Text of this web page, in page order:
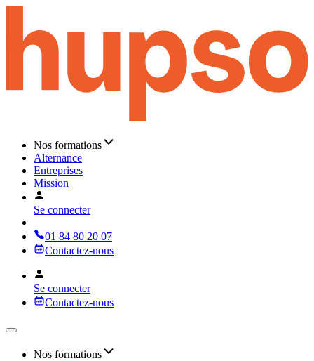
Nos formations
Alternance
Entreprises
Mission
Se connecter
01 84 80 20 07
Contactez-nous
Se connecter
Contactez-nous
Nos formations